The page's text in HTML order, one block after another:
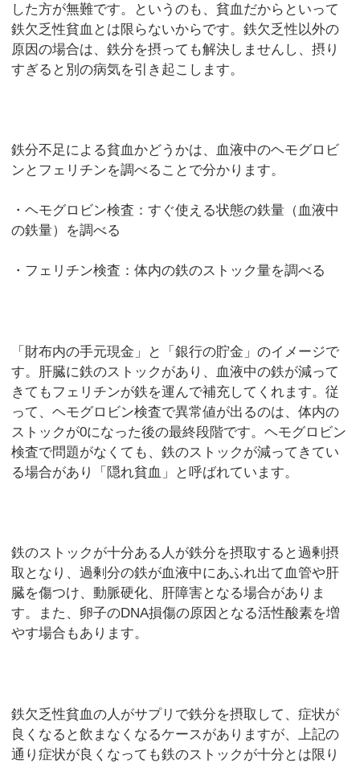
した方が無難です。というのも、貧血だからといって
鉄欠乏性貧血とは限らないからです。鉄欠乏性以外の
原因の場合は、鉄分を摂っても解決しませんし、摂り
すぎると別の病気を引き起こします。
鉄分不足による貧血かどうかは、血液中のヘモグロビ
ンとフェリチンを調べることで分かります。
・ヘモグロビン検査：すぐ使える状態の鉄量（血液中
の鉄量）を調べる
・フェリチン検査：体内の鉄のストック量を調べる
「財布内の手元現金」と「銀行の貯金」のイメージで
す。肝臓に鉄のストックがあり、血液中の鉄が減って
きてもフェリチンが鉄を運んで補充してくれます。従
って、ヘモグロビン検査で異常値が出るのは、体内の
ストックが0になった後の最終段階です。ヘモグロビン
検査で問題がなくても、鉄のストックが減ってきてい
る場合があり「隠れ貧血」と呼ばれています。
鉄のストックが十分ある人が鉄分を摂取すると過剰摂
取となり、過剰分の鉄が血液中にあふれ出て血管や肝
臓を傷つけ、動脈硬化、肝障害となる場合がありま
す。また、卵子のDNA損傷の原因となる活性酸素を増
やす場合もあります。
鉄欠乏性貧血の人がサプリで鉄分を摂取して、症状が
良くなると飲まなくなるケースがありますが、上記の
通り症状が良くなっても鉄のストックが十分とは限り